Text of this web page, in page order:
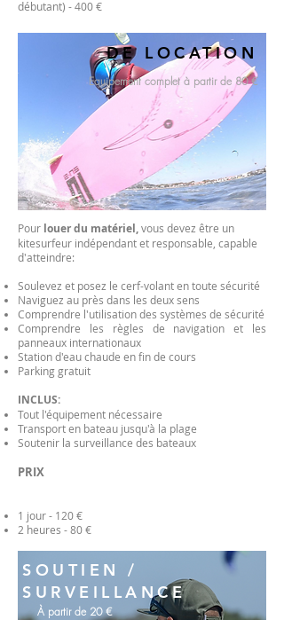
débutant) - 400 €
Equipement complet à partir de 80 €
DE LOCATION
Pour louer du matériel,vous devez être un
kitesurfeur indépendant et responsable, capable
d'atteindre:
Soulevez et posez le cerf-volant en toute sécurité
Naviguez au près dans les deux sens
Comprendre l'utilisation des systèmes de sécurité
Comprendre les règles de navigation et les
panneaux internationaux
Station d'eau chaude en fin de cours
Parking gratuit
INCLUS:
Tout l'équipement nécessaire
Transport en bateau jusqu'à la plage
Soutenir la surveillance des bateaux
PRIX
1 jour - 120 €
2 heures - 80 €
À partir de 20 €
SOUTIEN /
SURVEILLANCE